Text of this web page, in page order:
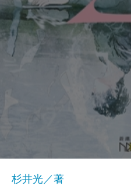
杉井光／著